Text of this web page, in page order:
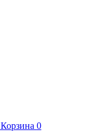
Корзина 0